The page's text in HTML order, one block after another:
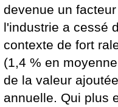
devenue un
l'industrie a cessé
contexte de fort
(1,4 % en
de la valeur
annuelle. Qui plus